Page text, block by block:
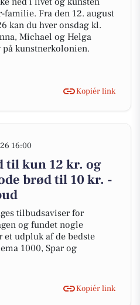
familie. Fra den 12. august
kan du hver onsdag kl.
Michael og Helga
kunstnerkolonien.
Kopiér link
16:00
til kun 12 kr. og
brød til 10 kr. -
tilbudsaviser for
og fundet nogle
udpluk af de bedste
1000, Spar og
Kopiér link